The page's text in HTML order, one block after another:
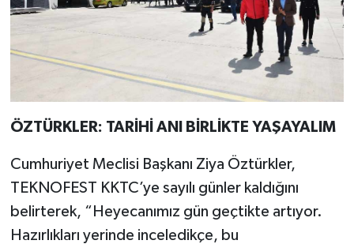
ÖZTÜRKLER: TARİHİ ANI BİRLİKTE YAŞAYALIM
Cumhuriyet Meclisi Başkanı Ziya Öztürkler,
TEKNOFEST KKTC’ye sayılı günler kaldığını
belirterek, “Heyecanımız gün geçtikte artıyor.
Hazırlıkları yerinde inceledikçe, bu